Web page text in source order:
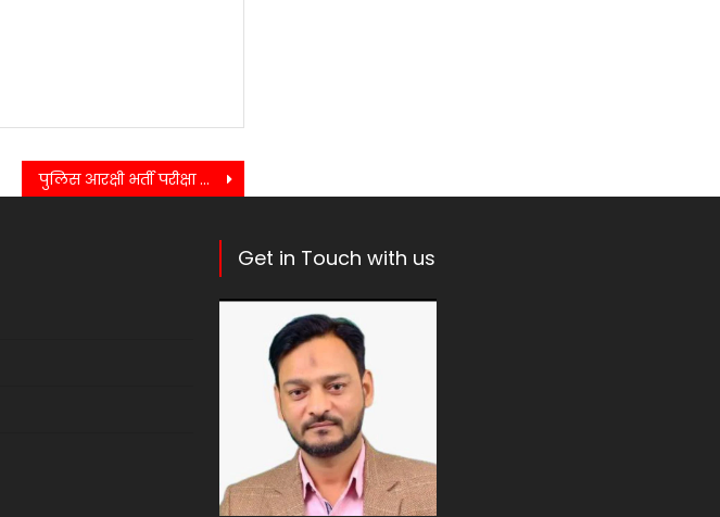
पुलिस आरक्षी भर्ती परीक्षा को लेकर STF ने कसी कमर, नकल करने व कराने वालों के विरुद्ध करेंगी, कड़ी कार्यवाही…
Get in Touch with us